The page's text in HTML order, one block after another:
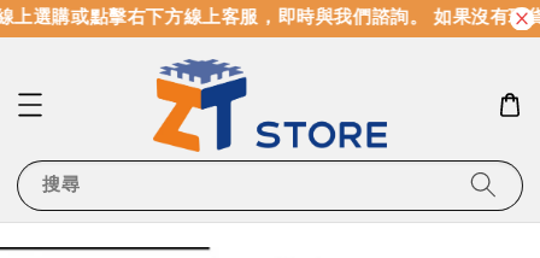
選購或點擊右下方線上客服，即時與我們諮詢。 如果沒有現
搜尋